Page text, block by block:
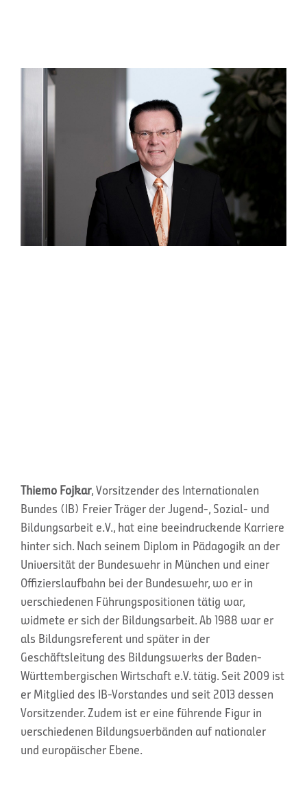
Thiemo Fojkar, Vorsitzender des Internationalen
Bundes (IB) Freier Träger der Jugend-, Sozial- und
Bildungsarbeit e.V., hat eine beeindruckende Karriere
hinter sich. Nach seinem Diplom in Pädagogik an der
Universität der Bundeswehr in München und einer
Offizierslaufbahn bei der Bundeswehr, wo er in
verschiedenen Führungspositionen tätig war,
widmete er sich der Bildungsarbeit. Ab 1988 war er
als Bildungsreferent und später in der
Geschäftsleitung des Bildungswerks der Baden-
Württembergischen Wirtschaft e.V. tätig. Seit 2009 ist
er Mitglied des IB-Vorstandes und seit 2013 dessen
Vorsitzender. Zudem ist er eine führende Figur in
verschiedenen Bildungsverbänden auf nationaler
und europäischer Ebene.